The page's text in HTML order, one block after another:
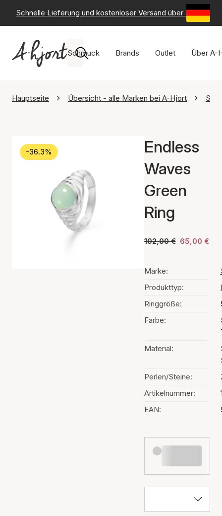
Schnelle Lieferung und kostenloser Versand über 49 € -
Schmuck Brands Outlet Über A-
Hauptseite Übersicht - alle Marken bei A-Hjort
-36.3%
Endless
Waves
Green
Ring
102,00 € 65,00 €
Marke:
Produkttyp:
Ringgröße:
Farbe:
Material:
Perlen/Steine:
Artikelnummer:
EAN: